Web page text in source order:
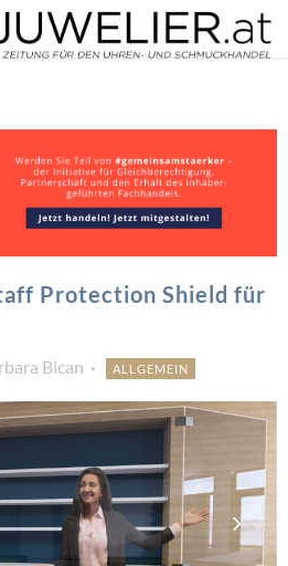
Protection Shield für
Bican ALLGEMEIN